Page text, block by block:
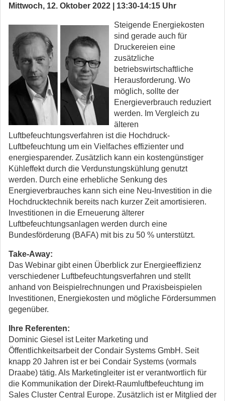
Mittwoch, 12. Oktober 2022 | 13:30-14:15 Uhr
Steigende Energiekosten
sind gerade auch für
Druckereien eine
zusätzliche
betriebswirtschaftliche
Herausforderung. Wo
möglich, sollte der
Energieverbrauch reduziert
werden. Im Vergleich zu
älteren
Luftbefeuchtungsverfahren ist die Hochdruck-
Luftbefeuchtung um ein Vielfaches effizienter und
energiesparender. Zusätzlich kann ein kostengünstiger
Kühleffekt durch die Verdunstungskühlung genutzt
werden. Durch eine erhebliche Senkung des
Energieverbrauches kann sich eine Neu-Investition in die
Hochdrucktechnik bereits nach kurzer Zeit amortisieren.
Investitionen in die Erneuerung älterer
Luftbefeuchtungsanlagen werden durch eine
Bundesförderung (BAFA) mit bis zu 50 % unterstützt.
Take-Away:
Das Webinar gibt einen Überblick zur Energieeffizienz
verschiedener Luftbefeuchtungsverfahren und stellt
anhand von Beispielrechnungen und Praxisbeispielen
Investitionen, Energiekosten und mögliche Fördersummen
gegenüber.
Ihre Referenten:
Dominic Giesel ist Leiter Marketing und
Öffentlichkeitsarbeit der Condair Systems GmbH. Seit
knapp 20 Jahren ist er bei Condair Systems (vormals
Draabe) tätig. Als Marketingleiter ist er verantwortlich für
die Kommunikation der Direkt-Raumluftbefeuchtung im
Sales Cluster Central Europe. Zusätzlich ist er Mitglied der